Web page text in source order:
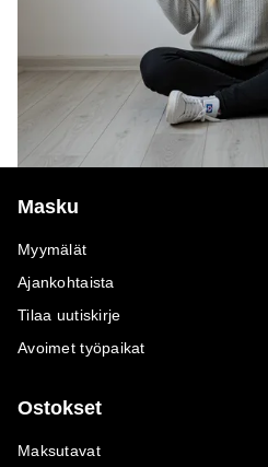
Masku
Myymälät
Ajankohtaista
Tilaa uutiskirje
Avoimet työpaikat
Ostokset
Maksutavat